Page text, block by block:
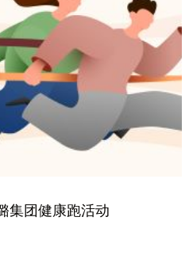
集团健康跑活动